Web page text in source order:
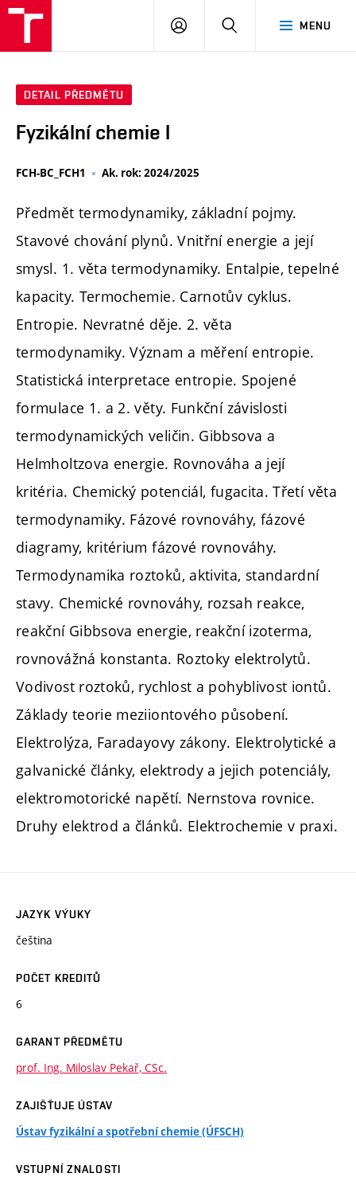
MENU
PŘIHLÁSIT
DETAIL PŘEDMĚTU
Fyzikální chemie I
FCH-BC_FCH1 Ak. rok: 2024/2025
Předmět termodynamiky, základní pojmy.
Stavové chování plynů. Vnitřní energie a její
smysl. 1. věta termodynamiky. Entalpie, tepelné
kapacity. Termochemie. Carnotův cyklus.
Entropie. Nevratné děje. 2. věta
termodynamiky. Význam a měření entropie.
Statistická interpretace entropie. Spojené
formulace 1. a 2. věty. Funkční závislosti
termodynamických veličin. Gibbsova a
Helmholtzova energie. Rovnováha a její
kritéria. Chemický potenciál, fugacita. Třetí věta
termodynamiky. Fázové rovnováhy, fázové
diagramy, kritérium fázové rovnováhy.
Termodynamika roztoků, aktivita, standardní
stavy. Chemické rovnováhy, rozsah reakce,
reakční Gibbsova energie, reakční izoterma,
rovnovážná konstanta. Roztoky elektrolytů.
Vodivost roztoků, rychlost a pohyblivost iontů.
Základy teorie meziiontového působení.
Elektrolýza, Faradayovy zákony. Elektrolytické a
galvanické články, elektrody a jejich potenciály,
elektromotorické napětí. Nernstova rovnice.
Druhy elektrod a článků. Elektrochemie v praxi.
JAZYK VÝUKY
čeština
POČET KREDITŮ
6
GARANT PŘEDMĚTU
prof. Ing. Miloslav Pekař, CSc.
ZAJIŠŤUJE ÚSTAV
Ústav fyzikální a spotřební chemie (ÚFSCH)
VSTUPNÍ ZNALOSTI